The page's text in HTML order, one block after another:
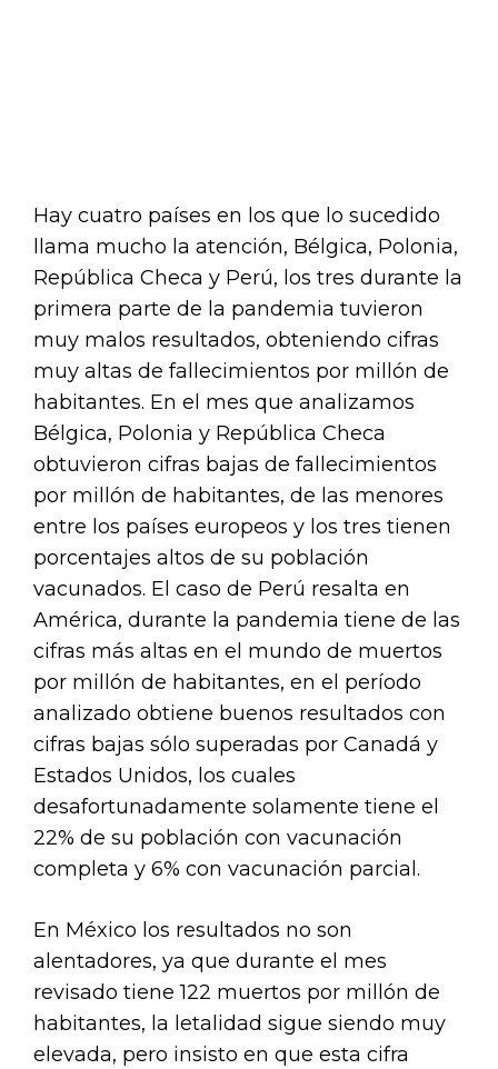
Hay cuatro países en los que lo sucedido
llama mucho la atención, Bélgica, Polonia,
República Checa y Perú, los tres durante la
primera parte de la pandemia tuvieron
muy malos resultados, obteniendo cifras
muy altas de fallecimientos por millón de
habitantes. En el mes que analizamos
Bélgica, Polonia y República Checa
obtuvieron cifras bajas de fallecimientos
por millón de habitantes, de las menores
entre los países europeos y los tres tienen
porcentajes altos de su población
vacunados. El caso de Perú resalta en
América, durante la pandemia tiene de las
cifras más altas en el mundo de muertos
por millón de habitantes, en el período
analizado obtiene buenos resultados con
cifras bajas sólo superadas por Canadá y
Estados Unidos, los cuales
desafortunadamente solamente tiene el
22% de su población con vacunación
completa y 6% con vacunación parcial.
En México los resultados no son
alentadores, ya que durante el mes
revisado tiene 122 muertos por millón de
habitantes, la letalidad sigue siendo muy
elevada, pero insisto en que esta cifra